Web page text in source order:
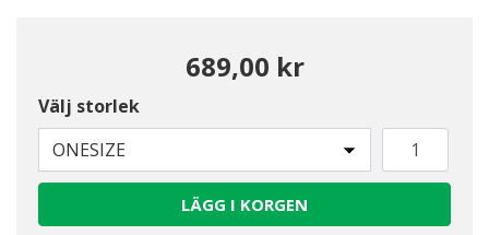
689,00 kr
Välj storlek
ONESIZE
LÄGG I KORGEN